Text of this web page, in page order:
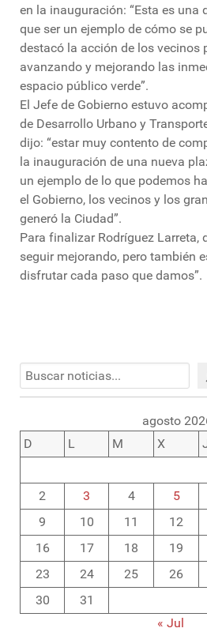
en la inauguración: “Esta es una
que ser un ejemplo de cómo se
destacó la acción de los vecinos
avanzando y mejorando las
espacio público verde”.
El Jefe de Gobierno estuvo
de Desarrollo Urbano y
dijo: “estar muy contento de
la inauguración de una nueva
un ejemplo de lo que podemos
el Gobierno, los vecinos y los
generó la Ciudad”.
Para finalizar Rodríguez Larreta,
seguir mejorando, pero también
disfrutar cada paso que damos”.
agosto
D
L M X
2
3 4 5
9
10 11 12
16
17 18 19
23
24 25 26
30
31
« Jul